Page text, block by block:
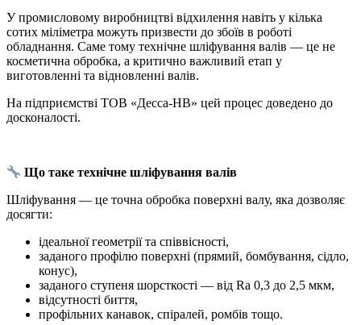
У промисловому виробництві відхилення навіть у кілька
сотих міліметра можуть призвести до збоїв в роботі
обладнання. Саме тому технічне шліфування валів — це не
косметична обробка, а критично важливий етап у
виготовленні та відновленні валів.
На підприємстві ТОВ «Десса-НВ» цей процес доведено до
досконалості.
Що таке технічне шліфування валів
Шліфування — це точна обробка поверхні валу, яка дозволяє
досягти:
ідеальної геометрії та співвісності,
заданого профілю поверхні (прямий, бомбування, сідло,
конус),
заданого ступеня шорсткості — від Ra 0,3 до 2,5 мкм,
відсутності биття,
профільних канавок, спіралей, ромбів тощо.